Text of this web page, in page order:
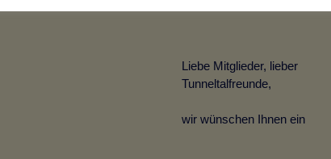
Liebe Mitglieder, lieber
Tunneltalfreunde,
wir wünschen Ihnen ein